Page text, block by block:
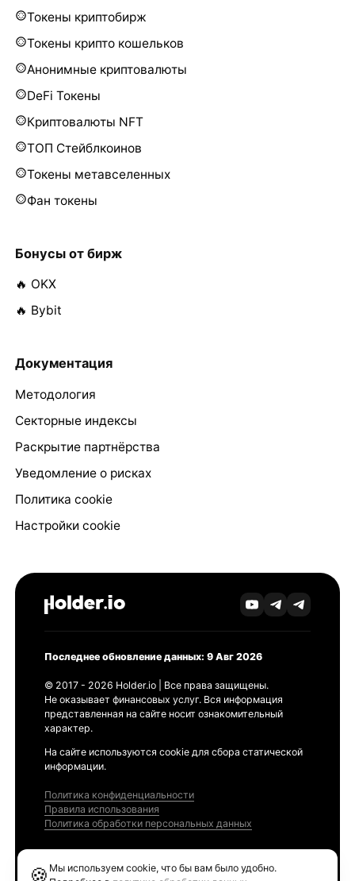
Токены криптобирж
Токены крипто кошельков
Анонимные криптовалюты
DeFi Токены
Криптовалюты NFT
ТОП Стейблкоинов
Токены метавселенных
Фан токены
Бонусы от бирж
🔥 OKX
🔥 Bybit
Документация
Методология
Секторные индексы
Раскрытие партнёрства
Уведомление о рисках
Политика cookie
Настройки cookie
Последнее обновление данных: 9 Авг 2026
© 2017 - 2026 Holder.io | Все права защищены.
Не оказывает финансовых услуг. Вся информация
представленная на сайте носит ознакомительный
характер.
На сайте используются cookie для сбора статической
информации.
Политика конфиденциальности
Правила использования
Политика обработки персональных данных
🍪 Мы используем cookie, что бы вам было удобно.